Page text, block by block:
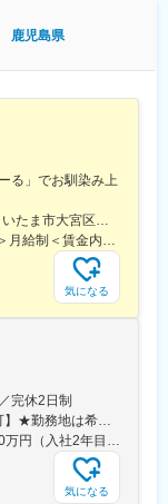
鹿児島県
る」でお馴染み上
気になる
完休2日制
気になる